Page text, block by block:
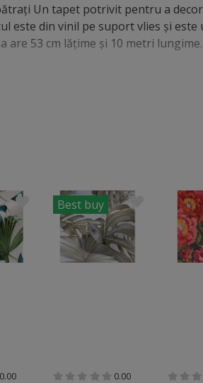
Un tapet potrivit pentru a
este din vinil pe suport vlies şi este
53 cm lăţime şi 10 metri
0.00
Best buy
0.00